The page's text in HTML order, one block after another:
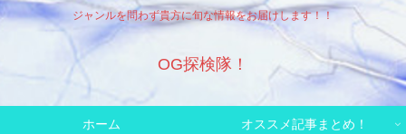
ジャンルを問わず貴方に旬な情報をお届けします！！
OG探検隊！
ホーム オススメ記事まとめ！